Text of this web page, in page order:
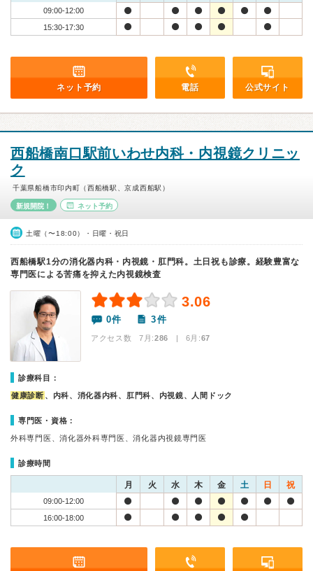
09:00-12:00
15:30-17:30
ネット予約 電話 公式サイト
西船橋南口駅前いわせ内科・内視鏡クリニッ
ク
千葉県船橋市印内町（西船橋駅、京成西船駅）
新規開院！ ネット予約
土曜（〜18:00）・日曜・祝日
西船橋駅1分の消化器内科・内視鏡・肛門科。土日祝も診療。経験豊富な
専門医による苦痛を抑えた内視鏡検査
3.06
0件 3件
アクセス数 7月:286 | 6月:67
診療科目：
健康診断 、内科、消化器内科、肛門科、内視鏡、人間ドック
専門医・資格：
外科専門医、消化器外科専門医、消化器内視鏡専門医
診療時間
月 火 水 木 金 土 日 祝
09:00-12:00
16:00-18:00